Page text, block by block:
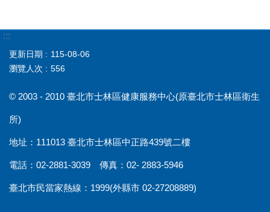
:::
更新日期
115-08-06
瀏覽人次
556
© 2003 - 2010 臺北市士林區健康服務中心(原臺北市士林區衛生
所)
地址：111013 臺北市士林區中正路439號二樓
電話：02-2881-3039 傳真：02- 2883-5946
臺北市民當家熱線：1999(外縣市 02-27208889)